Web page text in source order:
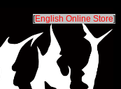
[English Online Store]